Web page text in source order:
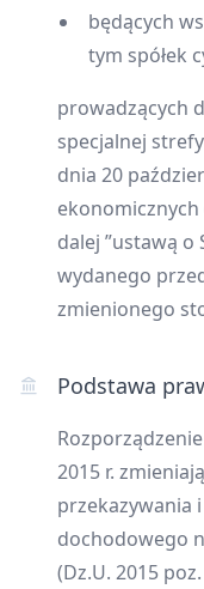
będących
tym spółek
prowadzących
specjalnej
dnia 20
ekonomicznych
dalej ”ustawą o
wydanego
zmienionego
Podstawa
2015 r.
przekazywania
dochodowego
(Dz.U. 2015